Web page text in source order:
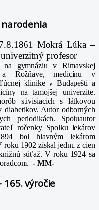
narodenia
Mokrá Lúka –
profesor
na gymnáziu v Rimavskej
a Rožňave, medicínu v
klinike v Budapešti a
na tamojšej univerzite.
súvisiacich s látkovou
diabetikov. Autor odborných
periodikách. Spoluautor
ročenky Spolku lekárov
bol hlavným lekárom
1902 získal jednu z cien
súťaž. V roku 1924 sa
- MM-
165. výročie